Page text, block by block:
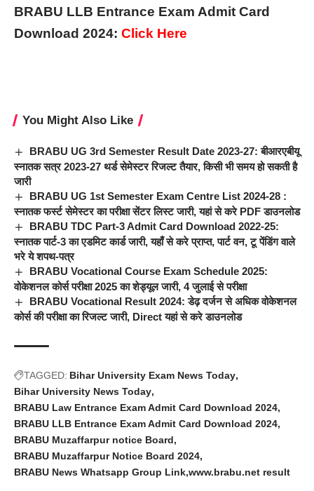
BRABU LLB Entrance Exam Admit Card
Download 2024: Click Here
You Might Also Like
BRABU UG 3rd Semester Result Date 2023-27: बीआरएबीयू
स्नातक सत्र 2023-27 थर्ड सेमेस्टर रिजल्ट तैयार, किसी भी समय हो सकती है
जारी
BRABU UG 1st Semester Exam Centre List 2024-28 :
स्नातक फर्स्ट सेमेस्टर का परीक्षा सेंटर लिस्ट जारी, यहां से करे PDF डाउनलोड
BRABU TDC Part-3 Admit Card Download 2022-25:
स्नातक पार्ट-3 का एडमिट कार्ड जारी, यहाँ से करे प्राप्त, पार्ट वन, टू पेंडिंग वाले
भरे ये शपथ-पत्र
BRABU Vocational Course Exam Schedule 2025:
वोकेशनल कोर्स परीक्षा 2025 का शेड्यूल जारी, 4 जुलाई से परीक्षा
BRABU Vocational Result 2024: डेढ़ दर्जन से अधिक वोकेशनल
कोर्स की परीक्षा का रिजल्ट जारी, Direct यहां से करे डाउनलोड
TAGGED: Bihar University Exam News Today
Bihar University News Today
BRABU Law Entrance Exam Admit Card Download 2024
BRABU LLB Entrance Exam Admit Card Download 2024
BRABU Muzaffarpur notice Board
BRABU Muzaffarpur Notice Board 2024
BRABU News Whatsapp Group Link www.brabu.net result